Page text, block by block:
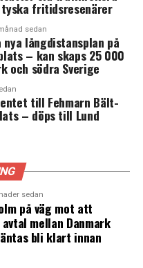
men skillnader
ska få komma
fritidsresenärer
sedan
nya långdistansplan på
– kan skaps 25 000
och södra Sverige
till Fehmarn Bält-
– döps till Lund
sedan
på väg mot att
mellan Danmark
bli klart innan